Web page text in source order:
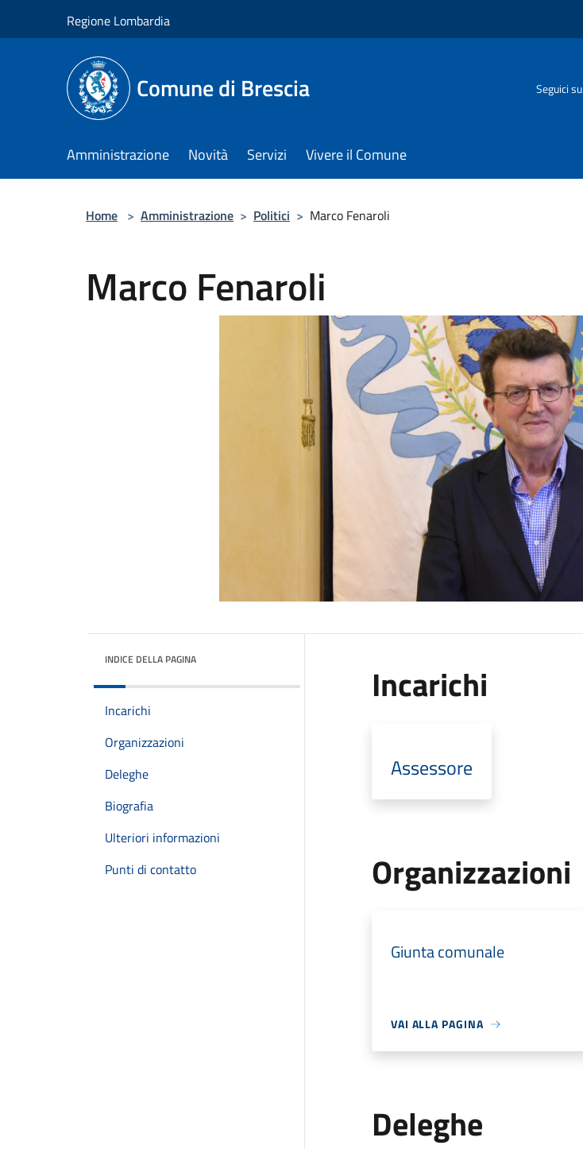
Regione Lombardia
Comune di Brescia Seguici su
Amministrazione Novità Servizi Vivere il Comune
Home > Amministrazione > Politici > Marco Fenaroli
Marco Fenaroli
INDICE DELLA PAGINA
Incarichi
Organizzazioni
Deleghe
Biografia
Ulteriori informazioni
Punti di contatto
Incarichi
Assessore
Organizzazioni
Giunta comunale
VAI ALLA PAGINA
Deleghe